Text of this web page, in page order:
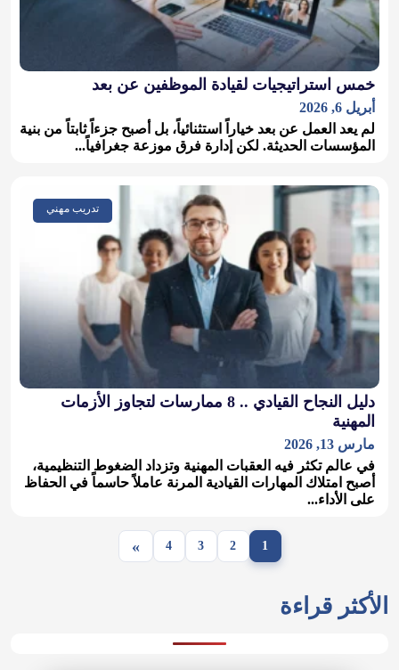
خمس استراتيجيات لقيادة الموظفين عن بعد
أبريل 6, 2026
لم يعد العمل عن بعد خياراً استثنائياً، بل أصبح جزءاً ثابتاً من بنية
المؤسسات الحديثة. لكن إدارة فرق موزعة جغرافياً...
تدريب مهني
دليل النجاح القيادي .. 8 ممارسات لتجاوز الأزمات
المهنية
مارس 13, 2026
في عالم تكثر فيه العقبات المهنية وتزداد الضغوط التنظيمية،
أصبح امتلاك المهارات القيادية المرنة عاملاً حاسماً في الحفاظ
على الأداء...
1
2
3
4
»
الأكثر قراءة